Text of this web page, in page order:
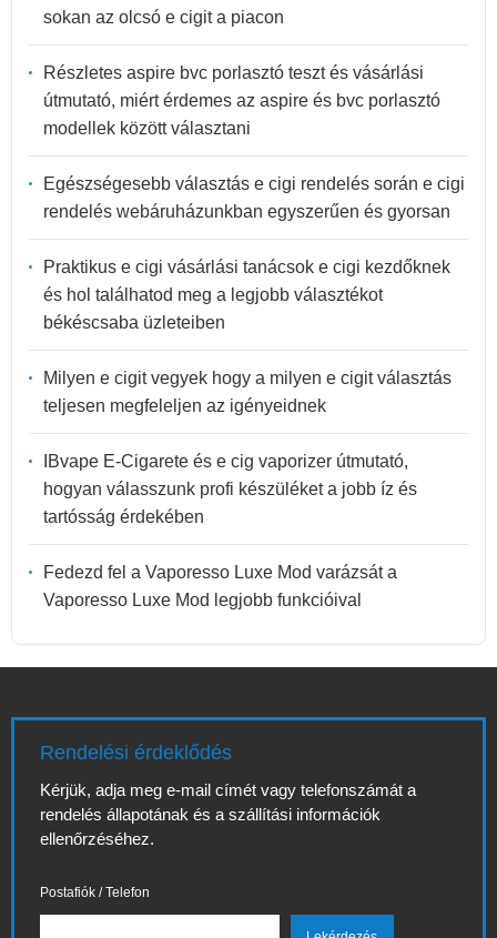
sokan az olcsó e cigit a piacon
Részletes aspire bvc porlasztó teszt és vásárlási
útmutató, miért érdemes az aspire és bvc porlasztó
modellek között választani
Egészségesebb választás e cigi rendelés során e cigi
rendelés webáruházunkban egyszerűen és gyorsan
Praktikus e cigi vásárlási tanácsok e cigi kezdőknek
és hol találhatod meg a legjobb választékot
békéscsaba üzleteiben
Milyen e cigit vegyek hogy a milyen e cigit választás
teljesen megfeleljen az igényeidnek
IBvape E-Cigarete és e cig vaporizer útmutató,
hogyan válasszunk profi készüléket a jobb íz és
tartósság érdekében
Fedezd fel a Vaporesso Luxe Mod varázsát a
Vaporesso Luxe Mod legjobb funkcióival
Rendelési érdeklődés
Kérjük, adja meg e-mail címét vagy telefonszámát a
rendelés állapotának és a szállítási információk
ellenőrzéséhez.
Postafiók / Telefon